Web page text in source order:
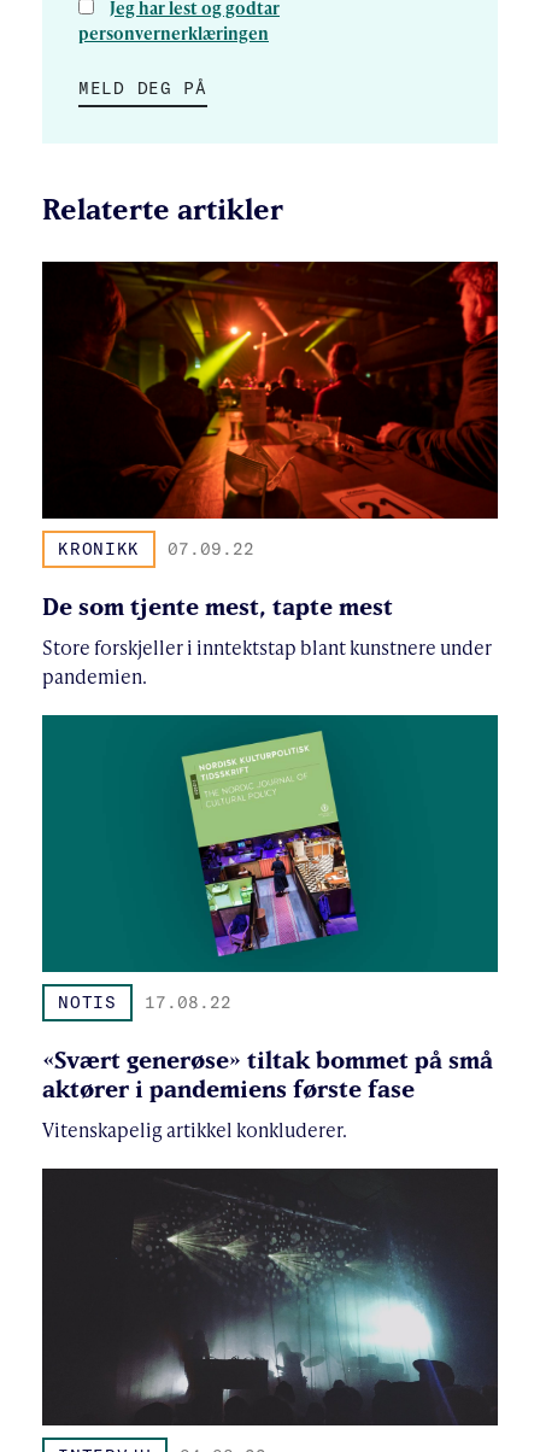
Jeg har lest og godtar
personvernerklæringen
MELD DEG PÅ
Relaterte artikler
KRONIKK 07.09.22
De som tjente mest, tapte mest
Store forskjeller i inntektstap blant kunstnere under
pandemien.
NOTIS 17.08.22
«Svært generøse» tiltak bommet på små
aktører i pandemiens første fase
Vitenskapelig artikkel konkluderer.